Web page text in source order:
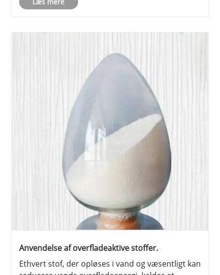
Anerkendt for sine enestående emulgerende og
Læs mere
Anvendelse af overfladeaktive stoffer.
Ethvert stof, der opløses i vand og væsentligt kan